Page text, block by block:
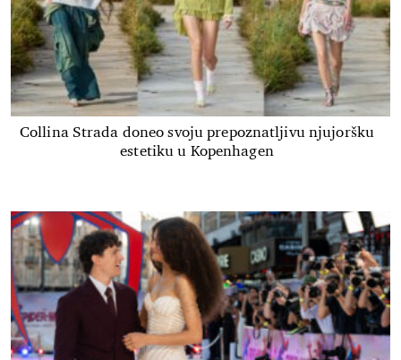
Collina Strada doneo svoju prepoznatljivu njujoršku
estetiku u Kopenhagen